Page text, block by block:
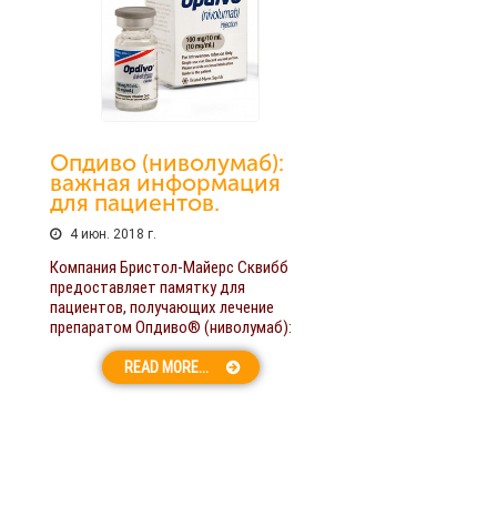
Опдиво (ниволумаб):
важная информация
для пациентов.
4 июн. 2018 г.
Компания Бристол-Майерс Сквибб
предоставляет памятку для
пациентов, получающих лечение
препаратом Опдиво® (ниволумаб):
READ MORE...